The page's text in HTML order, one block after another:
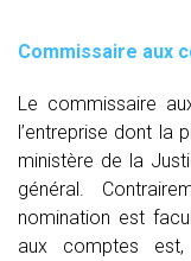
Commissaire aux
Le commissaire
l’entreprise dont la
ministère de la
général.
nomination est
aux comptes